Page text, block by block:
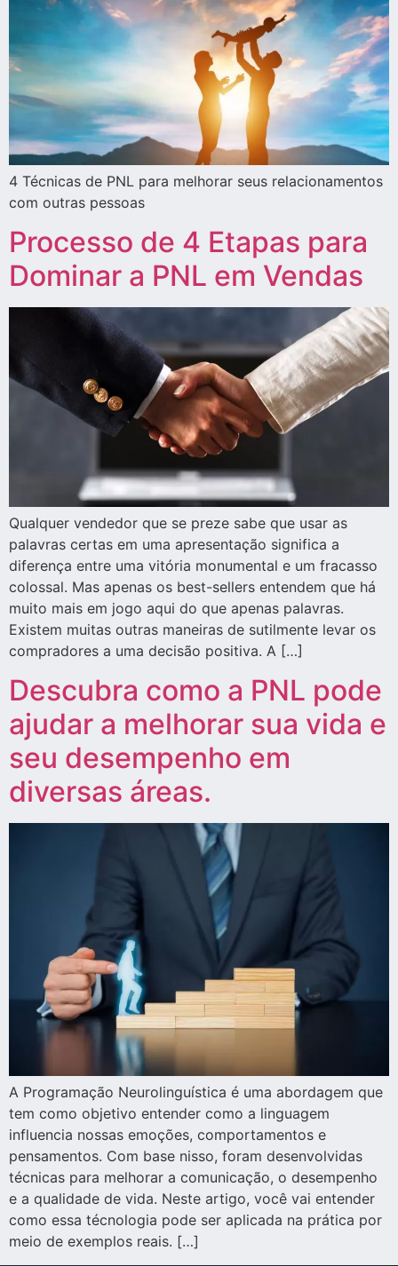
4 Técnicas de PNL para melhorar seus relacionamentos
com outras pessoas
Processo de 4 Etapas para
Dominar a PNL em Vendas
Qualquer vendedor que se preze sabe que usar as
palavras certas em uma apresentação significa a
diferença entre uma vitória monumental e um fracasso
colossal. Mas apenas os best-sellers entendem que há
muito mais em jogo aqui do que apenas palavras.
Existem muitas outras maneiras de sutilmente levar os
compradores a uma decisão positiva. A […]
Descubra como a PNL pode
ajudar a melhorar sua vida e
seu desempenho em
diversas áreas.
A Programação Neurolinguística é uma abordagem que
tem como objetivo entender como a linguagem
influencia nossas emoções, comportamentos e
pensamentos. Com base nisso, foram desenvolvidas
técnicas para melhorar a comunicação, o desempenho
e a qualidade de vida. Neste artigo, você vai entender
como essa técnologia pode ser aplicada na prática por
meio de exemplos reais. […]